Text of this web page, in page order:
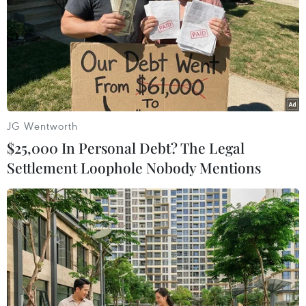
06/08/2026 09:41
Ca vi phẫu ghép da đầu hiếm gặp
giúp bé gái phục hồi sau 10 năm
06/08/2026 07:15
Việt Nam hướng tới làm
06/08/2026 04:38
Việt Nam và Lào thúc đẩy hợp tác
khoa học
05/08/2026 23:43
JG Wentworth
$25,000 In Personal Debt? The Legal
Settlement Loophole Nobody Mentions